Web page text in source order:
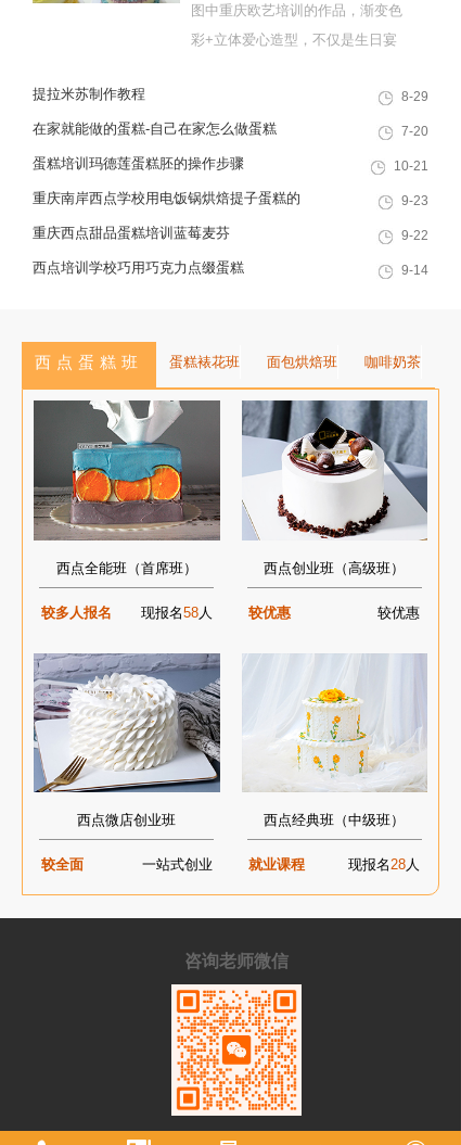
图中重庆欧艺培训的作品，渐变色
彩+立体爱心造型，不仅是生日宴
单品。这款蛋糕看似复杂，实则掌
握“意式奶油霜+渐变裱花”核心技
巧，在家也能复刻。今天重庆欧艺
提拉米苏制作教程 8-29
在家就能做的蛋糕-自己在家怎么做蛋糕 7-20
蛋糕培训玛德莲蛋糕胚的操作步骤 10-21
重庆南岸西点学校用电饭锅烘焙提子蛋糕的
食材
9-23
重庆西点甜品蛋糕培训蓝莓麦芬 9-22
西点培训学校巧用巧克力点缀蛋糕 9-14
西点蛋糕班 蛋糕裱花班 面包烘焙班 咖啡奶茶
西点全能班（首席班）
较多人报名 现报名58人
西点创业班（高级班）
较优惠 较优惠
西点微店创业班
较全面 一站式创业
西点经典班（中级班）
就业课程 现报名28人
咨询老师微信